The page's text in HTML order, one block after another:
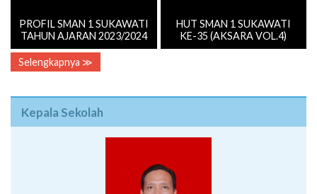
PROFIL SMAN 1 SUKAWATI
TAHUN AJARAN 2023/2024
HUT SMAN 1 SUKAWATI
KE-35 (AKSARA VOL.4)
Selengkapnya ≫
Kepala Sekolah